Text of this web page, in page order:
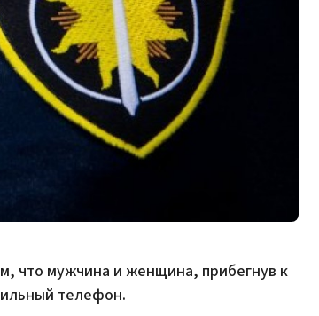
что мужчина и женщина, прибегнув к
телефон.